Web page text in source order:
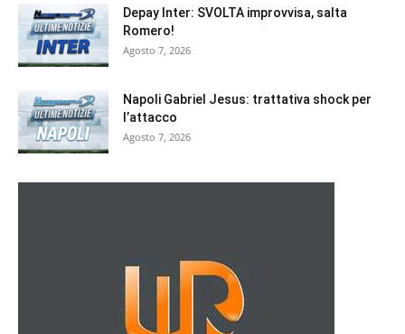
Depay Inter: SVOLTA improvvisa, salta
Romero!
Agosto 7, 2026
Napoli Gabriel Jesus: trattativa shock per
l’attacco
Agosto 7, 2026